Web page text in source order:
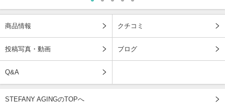
商品情報 クチコミ
投稿写真・動画 ブログ
Q&A
STEFANY AGINGのTOPへ